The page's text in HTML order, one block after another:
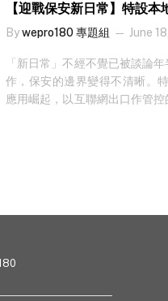
【迎戰保安新日常】特設
Bywepro180 專題組 June
「新日常」不經不覺已被談論
作，保安的邊界變得不清晰。
應用崛起，以互聯網出口作管